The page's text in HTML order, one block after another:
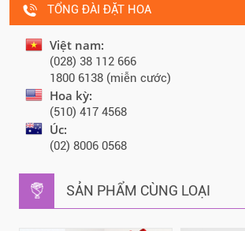
TỔNG ĐÀI ĐẶT HOA
Việt nam:
(028) 38 112 666
1800 6138 (miễn cước)
Hoa kỳ:
(510) 417 4568
Úc:
(02) 8006 0568
SẢN PHẨM CÙNG LOẠI